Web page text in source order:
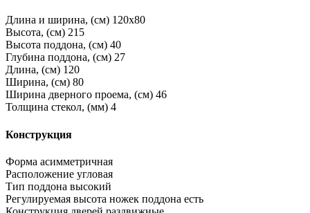
Длина и ширина, (см) 120x80
Высота, (см) 215
Высота поддона, (см) 40
Глубина поддона, (см) 27
Длина, (см) 120
Ширина, (см) 80
Ширина дверного проема, (см) 46
Толщина стекол, (мм) 4
Конструкция
Форма асимметричная
Расположение угловая
Тип поддона высокий
Регулируемая высота ножек поддона есть